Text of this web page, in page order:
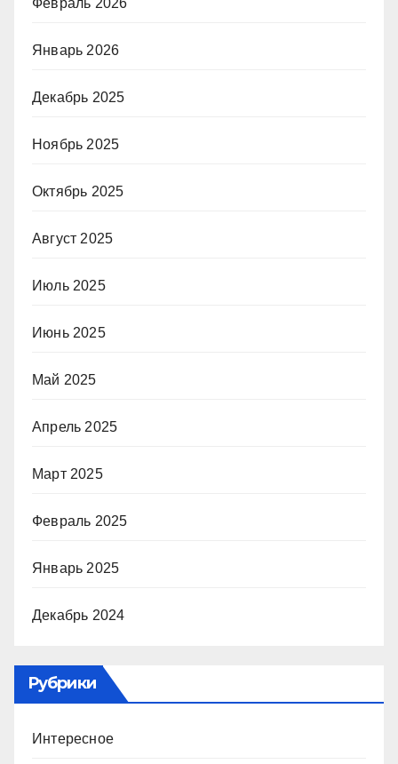
Январь 2026
Декабрь 2025
Ноябрь 2025
Октябрь 2025
Август 2025
Июль 2025
Июнь 2025
Май 2025
Апрель 2025
Март 2025
Февраль 2025
Январь 2025
Декабрь 2024
Рубрики
Интересное